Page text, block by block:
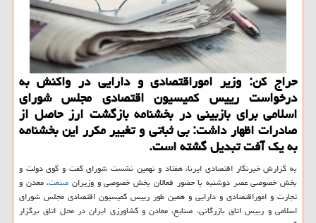
حراج كن: وزیر اموراقتصادی و دارایی در واكنش به
درخواست رییس كمیسیون اقتصادی مجلس شورای
اسلامی برای بازبینی در بخشنامه بازگشت ارز حاصل از
صادرات اظهار داشت: بی ثباتی و تغییر مكرر این بخشنامه
به یك آفت تبدیل گشته است.
به گزارش خبرنگار اقتصادی ایرنا، هفتاد و نهمین نشست شورای گفت و گوی دولت و
بخش خصوصی عصر دوشنبه با حضور فعالان بخش خصوصی و وزیران صنعت، معدن و
تجارت و اموراقتصادی و دارایی و همین طور رییس كمیسیون اقتصادی مجلس شورای
اسلامی و رییس اتاق بازرگانی، صنایع، معادن و كشاورزی ایران در محل اتاق برگزار